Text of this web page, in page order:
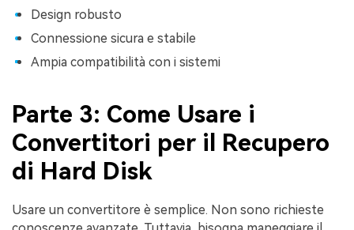
Design robusto
Connessione sicura e stabile
Ampia compatibilità con i sistemi
Parte 3: Come Usare i
Convertitori per il Recupero
di Hard Disk
Usare un convertitore è semplice. Non sono richieste